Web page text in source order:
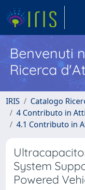
Benvenuti
Ricerca
IRIS
Catalogo
4 Contributo in
4.1 Contributo in
System
Powered